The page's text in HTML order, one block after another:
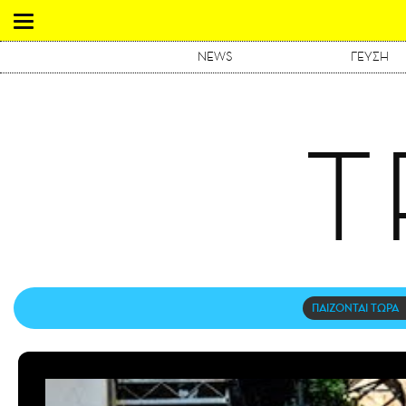
NEWS ΓΕΥΣΗ
ΠΑΙΖΟΝΤΑΙ ΤΩΡΑ